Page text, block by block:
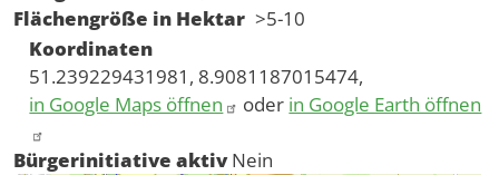
Flächengröße in Hektar >5-10
Koordinaten
51.239229431981, 8.9081187015474,
in Google Maps öffnen
oder in Google Earth öffnen
Bürgerinitiative aktiv Nein